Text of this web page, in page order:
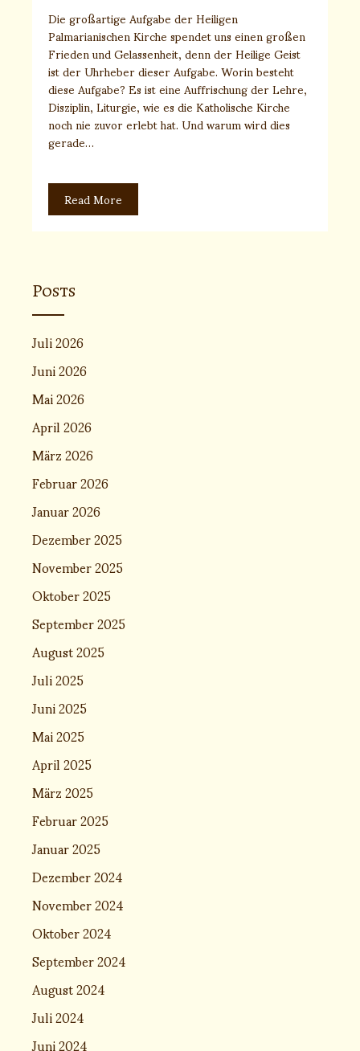
Die großartige Aufgabe der Heiligen
Palmarianischen Kirche spendet uns einen großen
Frieden und Gelassenheit, denn der Heilige Geist
ist der Uhrheber dieser Aufgabe. Worin besteht
diese Aufgabe? Es ist eine Auffrischung der Lehre,
Disziplin, Liturgie, wie es die Katholische Kirche
noch nie zuvor erlebt hat. Und warum wird dies
gerade…
Read More
Posts
Juli 2026
Juni 2026
Mai 2026
April 2026
März 2026
Februar 2026
Januar 2026
Dezember 2025
November 2025
Oktober 2025
September 2025
August 2025
Juli 2025
Juni 2025
Mai 2025
April 2025
März 2025
Februar 2025
Januar 2025
Dezember 2024
November 2024
Oktober 2024
September 2024
August 2024
Juli 2024